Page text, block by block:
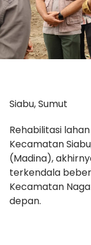
Siabu, Sumut
Rehabilitasi
Kecamatan
(Madina),
terkendala
Kecamatan
depan.